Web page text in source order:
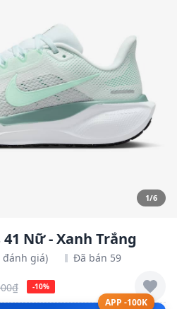
1/6
Nữ - Xanh Trắng
đánh giá) Đã bán 59
-10%
APP -100K